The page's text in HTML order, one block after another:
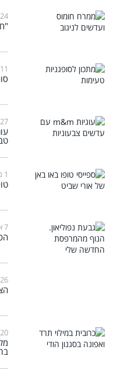
24 מאי, 2026
11 דצמבר, 2025
27 מרץ, 2024
1 מרץ, 2023
7 אוגוסט, 2021
הכל 10: סיפורים
26 אפריל, 2021
20 אפריל, 2021